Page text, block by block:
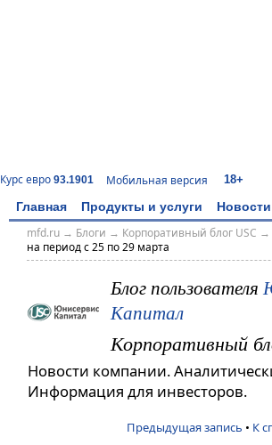
Курс евро 93.1901 Мобильная версия 18+
Главная Продукты и услуги Новости
mfd.ru→ Блоги → Корпоративный блог USC →
на период с 25 по 29 марта
Блог пользователя
Капитал
Корпоративный
Новости компании.
Информация для инвесторов.
Предыдущая запись • К